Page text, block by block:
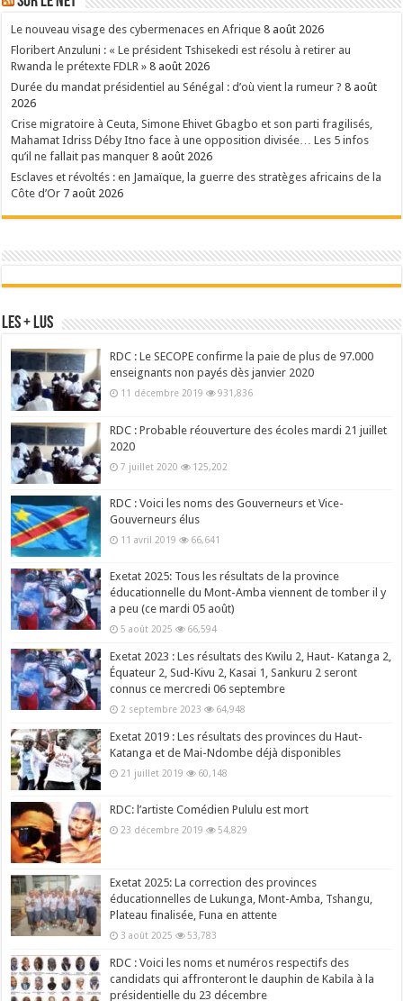
Le nouveau visage des cybermenaces en Afrique 8 août 2026
Floribert Anzuluni : « Le président Tshisekedi est résolu à retirer au
Rwanda le prétexte FDLR » 8 août 2026
Durée du mandat présidentiel au Sénégal : d’où vient la rumeur ? 8 août
2026
Crise migratoire à Ceuta, Simone Ehivet Gbagbo et son parti fragilisés,
Mahamat Idriss Déby Itno face à une opposition divisée… Les 5 infos
qu’il ne fallait pas manquer 8 août 2026
Esclaves et révoltés : en Jamaïque, la guerre des stratèges africains de la
Côte d’Or 7 août 2026
Les + Lus
RDC : Le SECOPE confirme la paie de plus de 97.000
enseignants non payés dès janvier 2020
11 décembre 2019 931,836
RDC : Probable réouverture des écoles mardi 21 juillet
2020
7 juillet 2020 125,202
RDC : Voici les noms des Gouverneurs et Vice-
Gouverneurs élus
11 avril 2019 66,641
Exetat 2025: Tous les résultats de la province
éducationnelle du Mont-Amba viennent de tomber il y
a peu (ce mardi 05 août)
5 août 2025 66,594
Exetat 2023 : Les résultats des Kwilu 2, Haut- Katanga 2,
Équateur 2, Sud-Kivu 2, Kasai 1, Sankuru 2 seront
connus ce mercredi 06 septembre
2 septembre 2023 64,948
Exetat 2019 : Les résultats des provinces du Haut-
Katanga et de Mai-Ndombe déjà disponibles
21 juillet 2019 60,148
RDC: l’artiste Comédien Pululu est mort
23 décembre 2019 54,829
Exetat 2025: La correction des provinces
éducationnelles de Lukunga, Mont-Amba, Tshangu,
Plateau finalisée, Funa en attente
3 août 2025 53,783
RDC : Voici les noms et numéros respectifs des
candidats qui affronteront le dauphin de Kabila à la
présidentielle du 23 décembre